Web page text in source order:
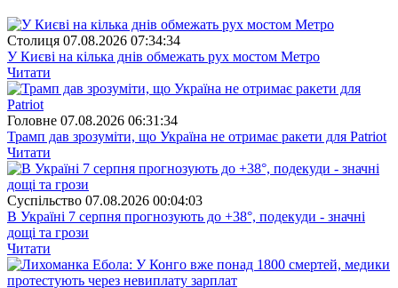
Столиця 07.08.2026 07:34:34
У Києві на кілька днів обмежать рух мостом Метро
Читати
Головне 07.08.2026 06:31:34
Трамп дав зрозуміти, що Україна не отримає ракети для Patriot
Читати
Суспiльство 07.08.2026 00:04:03
В Україні 7 серпня прогнозують до +38°, подекуди - значні
дощі та грози
Читати